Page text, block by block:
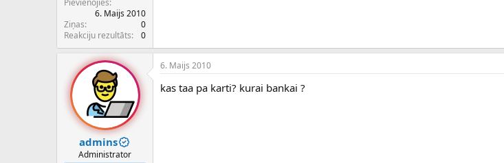
s
ā
c
ē
s
6. Maijs 2010
Ziņas
0
Reakciju rezultāts
0
admins
Administrator
6. Maijs 2010
kas taa pa karti? kurai bankai ?